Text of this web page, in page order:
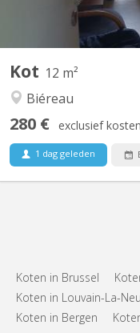
Kot 12 m²
Biéreau
280 € exclusief kosten
1 dag geleden
Koten in Brussel
Koten in Louvain-La-
Koten in Bergen